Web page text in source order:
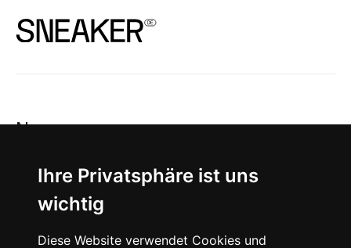
Ihre Privatsphäre ist uns
wichtig
Diese Website verwendet Cookies und
News
About
Instagram